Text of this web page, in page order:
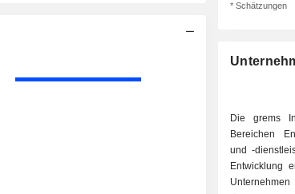
* Schätzungen
Die grems
Bereichen
und -
Entwicklung